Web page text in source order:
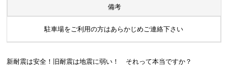
備考
駐車場をご利用の方はあらかじめご連絡下さい
新耐震は安全！旧耐震は地震に弱い！ それって本当ですか？